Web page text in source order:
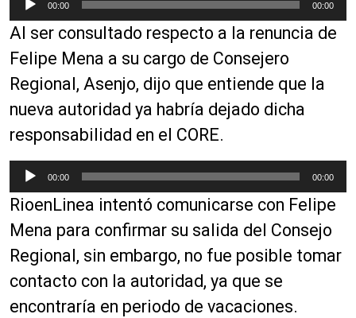
e
p
r
o
d
u
c
r
d
e
a
u
d
i
00:00 00:00
Al ser consultado respecto a la renuncia de
Felipe Mena a su cargo de Consejero
Regional, Asenjo, dijo que entiende que la
nueva autoridad ya habría dejado dicha
responsabilidad en el CORE.
e
p
r
o
d
u
c
00:00 00:00
RioenLinea intentó comunicarse con Felipe
Mena para confirmar su salida del Consejo
Regional, sin embargo, no fue posible tomar
contacto con la autoridad, ya que se
encontraría en periodo de vacaciones.